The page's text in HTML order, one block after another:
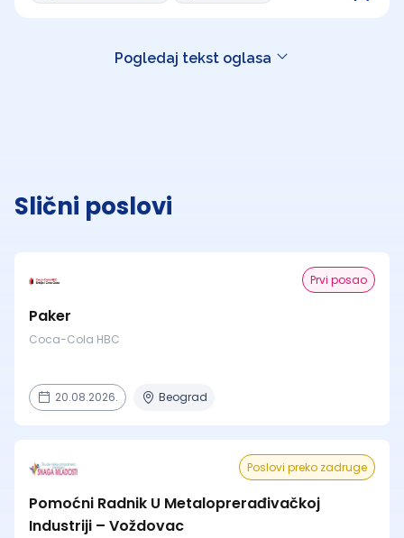
Pogledaj tekst oglasa
Slični poslovi
Prvi posao
Paker
Coca-Cola HBC
20.08.2026. Beograd
Poslovi preko zadruge
Pomoćni Radnik U Metaloprerađivačkoj
Industriji – Voždovac